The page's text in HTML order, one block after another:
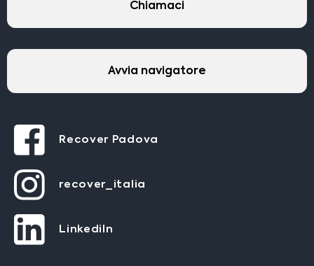
Chiamaci
Avvia navigatore
Recover Padova
recover_italia
LinkediIn